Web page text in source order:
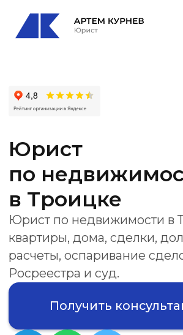
Юрист
в Троицке
Юрист по недвижимости в Троицке:
квартиры, дома, сделки, доли, БТИ,
расчеты, оспаривание сделок, решений
Росреестра и суд.
Получить консультацию